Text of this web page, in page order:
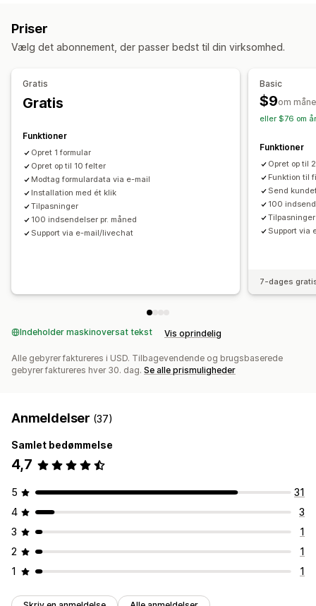
Tilpasning
Tilpasset CSS
Integrerede formularer
Dynamisk logik
Datastyring
Mailsvar
Automatisk synkronisering
Kontrolpanel Formularbegrænsninger
Analyser
CAPTCHA
Integrerede formularer
Pop op-vinduer Redigering i realtid Flere sprog
Tildeling
Administration af indsendelser
SMS Mail Dataeksport Analyser
Priser
Vælg det abonnement, der passer bedst til din virksomhed.
Gratis
Gratis
Funktioner
Opret 1 formular
Opret op til 10 felter
Modtag formulardata via e-mail
Installation med ét klik
Tilpasninger
100 indsendelser pr. måned
Support via e-mail/livechat
Basic
$9om
eller $76 om
Funktioner
Opret op til
Funktion til
Send
100
Tilpasninger
Support via
7-dages
Indeholder maskinoversat tekst Vis oprindelig
Alle gebyrer faktureres i USD. Tilbagevendende og brugsbaserede
gebyrer faktureres hver 30. dag. Se alle prismuligheder
Anmeldelser (37)
Samlet bedømmelse
4,7
5
31
4
3
3
1
2
1
1
1